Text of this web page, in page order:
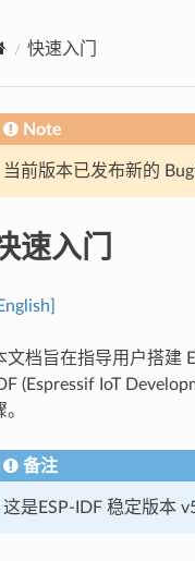
快速入门
Note
当前版本已发布新的
速入门
文档旨在指导用户搭建
(Espressif IoT
。
备注
这是ESP-IDF 稳定版本